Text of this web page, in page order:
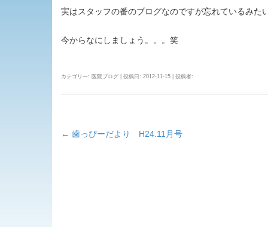
実はスタッフの番のブログなのですが忘れているみ
今からなにしましょう。。。笑
カテゴリー: 医院ブログ | 投稿日: 2012-11-15 投稿者:
← 歯っぴーだより H24.11月号